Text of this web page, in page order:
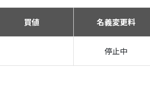
買値 名義変更料
停止中